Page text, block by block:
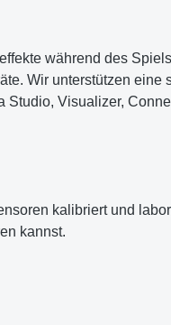
während des
Wir unterstützen
Studio, Visualizer,
kalibriert und
kannst.